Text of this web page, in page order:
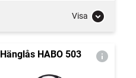
Visa
Hänglås HABO 503